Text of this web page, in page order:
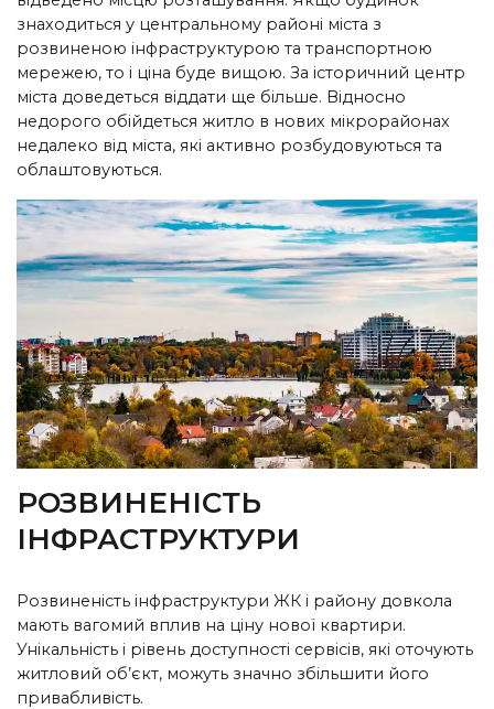
знаходиться у центральному районі міста з
розвиненою інфраструктурою та транспортною
мережею, то і ціна буде вищою. За історичний центр
міста доведеться віддати ще більше. Відносно
недорого обійдеться житло в нових мікрорайонах
недалеко від міста, які активно розбудовуються та
облаштовуються.
РОЗВИНЕНІСТЬ
ІНФРАСТРУКТУРИ
Розвиненість інфраструктури ЖК і району довкола
мають вагомий вплив на ціну нової квартири.
Унікальність і рівень доступності сервісів, які оточують
житловий об’єкт, можуть значно збільшити його
привабливість.